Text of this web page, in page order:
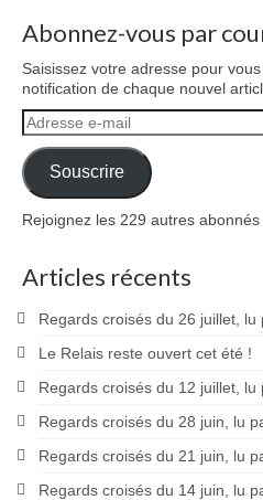
Abonnez-vous par
Saisissez votre adresse pour
notification de chaque nouvel
Adresse
e-
mail
Souscrire
Rejoignez les 229 autres abonnés
Articles récents
Regards croisés du 26 juillet, lu
Le Relais reste ouvert cet été !
Regards croisés du 12 juillet, lu
Regards croisés du 28 juin, lu
Regards croisés du 21 juin, lu
Regards croisés du 14 juin, lu